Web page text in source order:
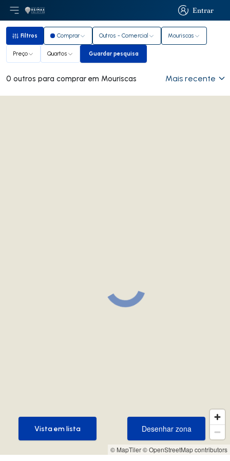
Entrar
Entrar
Abri menu principal
LogoIr para página inicial
Filtros
Filtros Comprar Outros - Comercial Mouriscas
Preço Quartos Guardar pesquisa
Guardar pesquisa
0 outros para comprar em Mouriscas Mais recente
© MapTiler© OpenStreetMap contributors
Desenhar zona
Desenhar zona
Vista em lista
Vista em lista